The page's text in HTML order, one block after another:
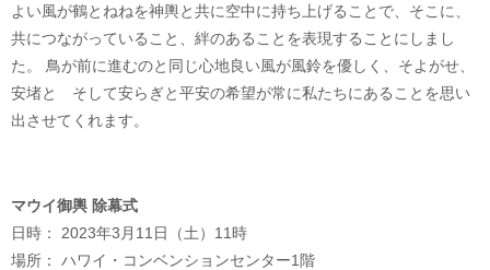
よい風が鶴とねねを神輿と共に空中に持ち上げることで、そこに、
共につながっていること、絆のあることを表現することにしまし
た。 鳥が前に進むのと同じ心地良い風が風鈴を優しく、そよがせ、
安堵と そして安らぎと平安の希望が常に私たちにあることを思い
出させてくれます。
マウイ御輿 除幕式
日時： 2023年3月11日（土）11時
場所： ハワイ・コンベンションセンター1階